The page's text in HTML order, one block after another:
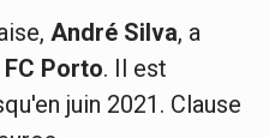
André Silva, a
FC Porto. Il est
juin 2021. Clause